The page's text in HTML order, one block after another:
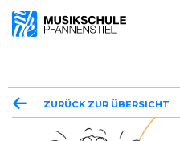
ZURÜCK ZUR ÜBERSICHT